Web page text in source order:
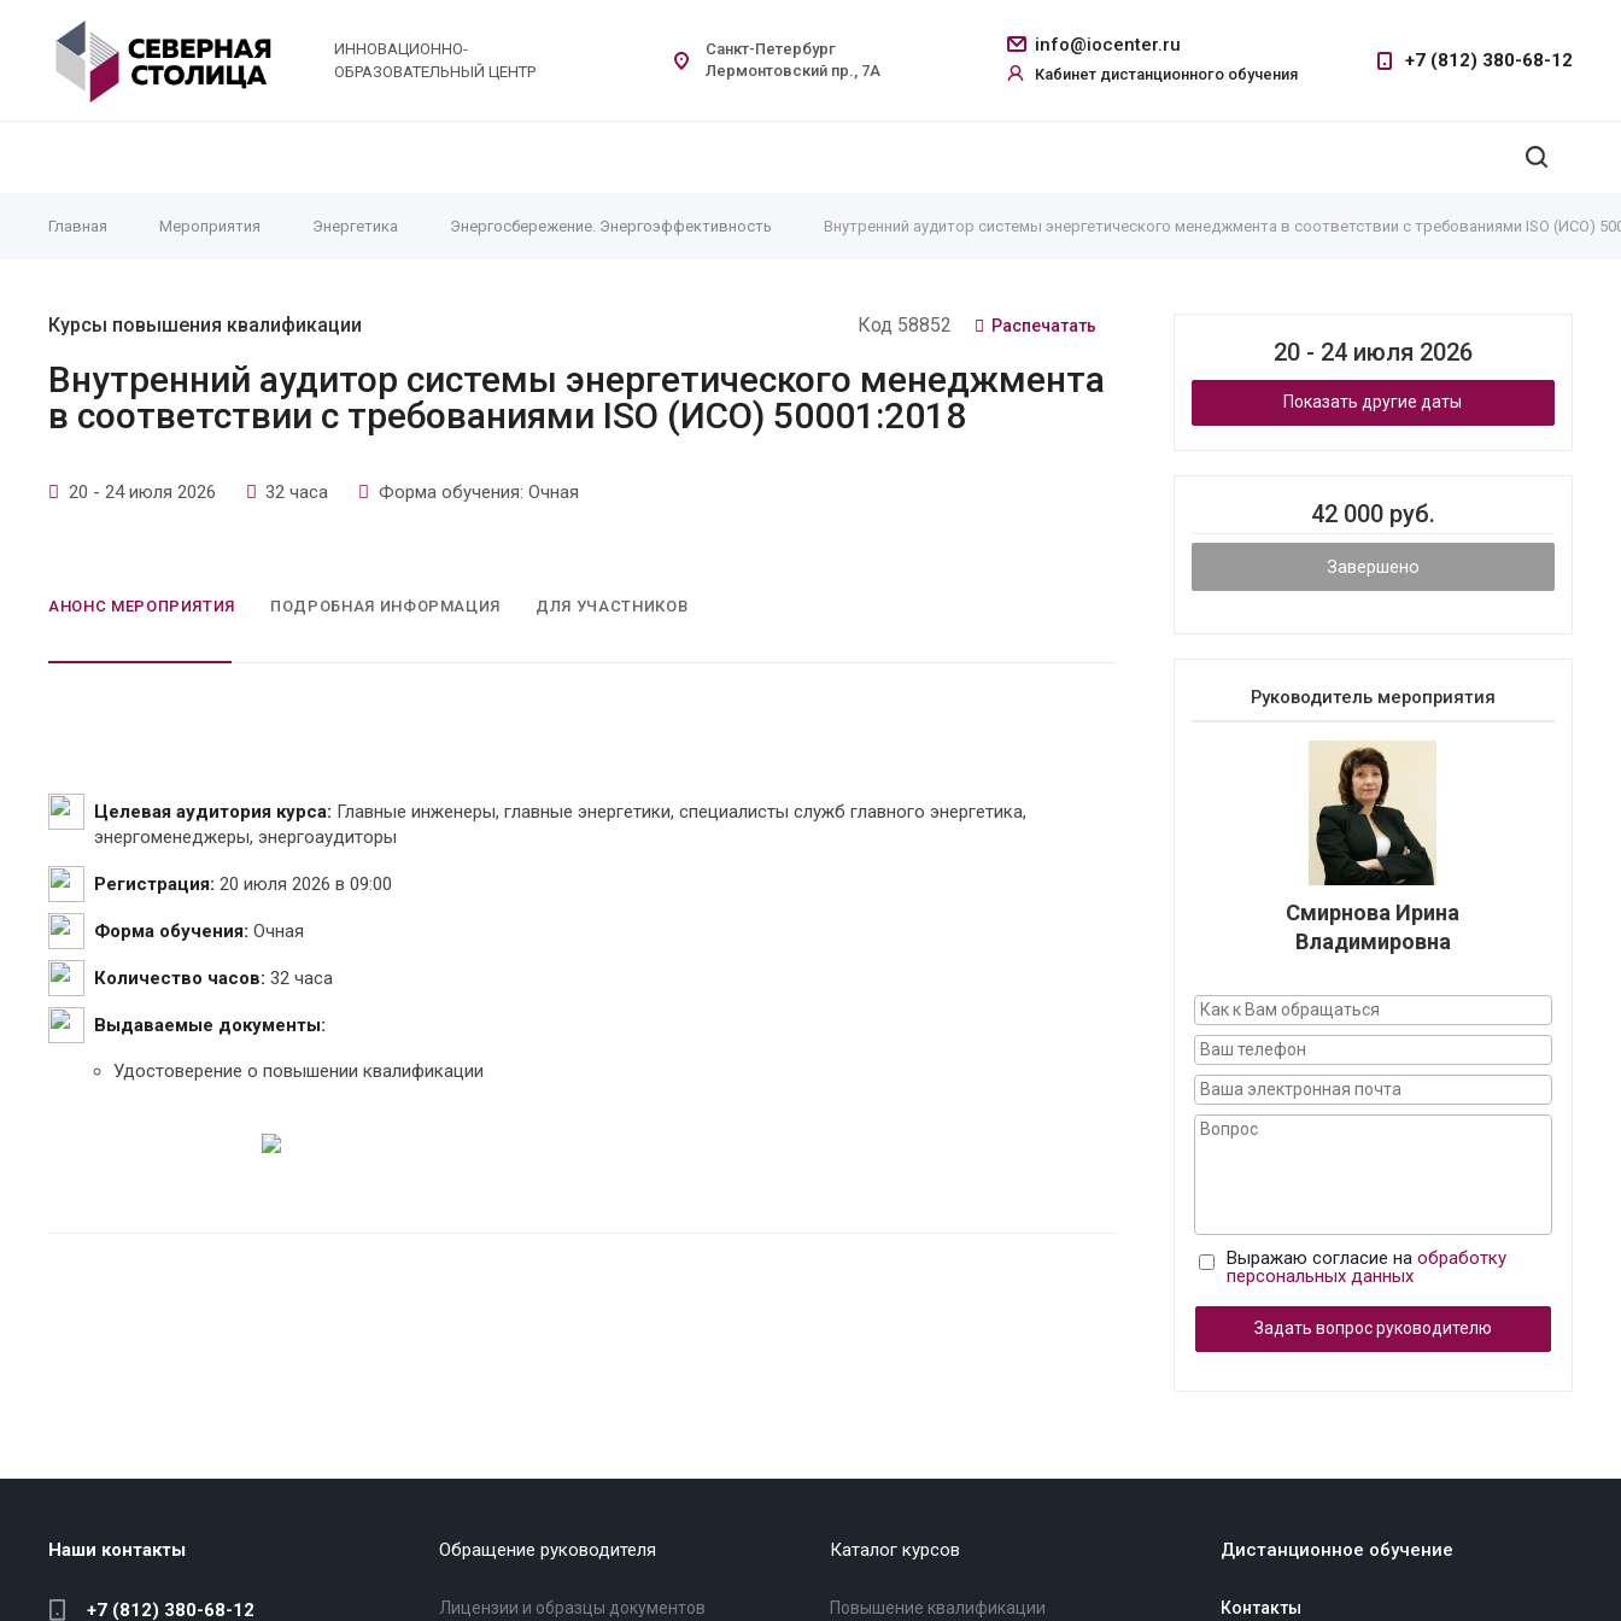
ИННОВАЦИОННО-
ОБРАЗОВАТЕЛЬНЫЙ ЦЕНТР
info@iocenter.ru
Кабинет дистанционного обучения
+7 (812) 380-68-12
Санкт-Петербург
Лермонтовский пр., 7А
Главная Мероприятия Энергетика Энергосбережение. Энергоэффективность Внутренний аудитор системы энергетического менеджмента в соответствии с требованиями ISO (ИСО)
Курсы повышения квалификации Код 58852 Распечатать
Внутренний аудитор системы энергетического менеджмента
в соответствии с требованиями ISO (ИСО) 50001:2018
20 - 24 июля 2026 32 часа Форма обучения: Очная
АНОНС МЕРОПРИЯТИЯ ПОДРОБНАЯ ИНФОРМАЦИЯ ДЛЯ УЧАСТНИКОВ
Целевая аудитория курса: Главные инженеры, главные энергетики, специалисты служб главного энергетика,
энергоменеджеры, энергоаудиторы
Регистрация: 20 июля 2026 в 09:00
Форма обучения: Очная
Количество часов: 32 часа
Выдаваемые документы:
Удостоверение о повышении квалификации
20 - 24 июля 2026
Показать другие даты
42 000 руб.
Завершено
Руководитель мероприятия
Смирнова Ирина
Владимировна
Выражаю согласие на обработку
персональных данных
Задать вопрос руководителю
Наши контакты
+7 (812) 380-68-12
Обращение руководителя
Лицензии и образцы документов
Каталог курсов
Повышение квалификации
Дистанционное обучение
Контакты